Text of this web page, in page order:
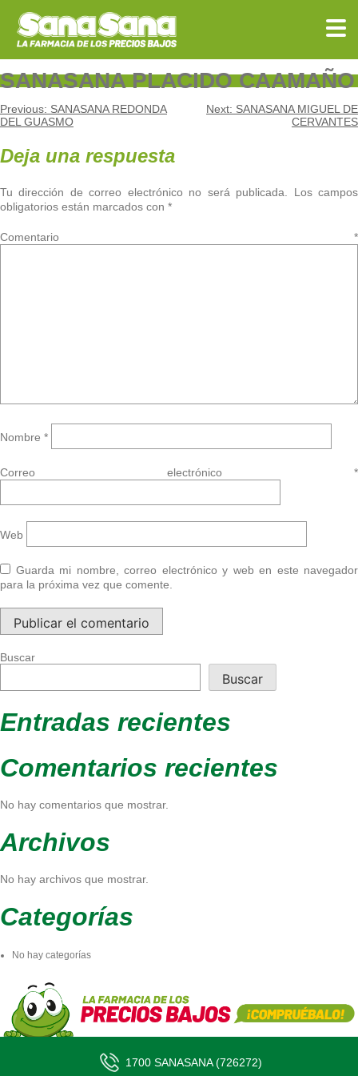
content
SANASANA PLACIDO CAAMAÑO
Navegación
de
entradas
Previous: SANASANA REDONDA
DEL GUASMO
Next: SANASANA MIGUEL DE
CERVANTES
Deja una respuesta
Tu dirección de correo electrónico no será publicada.
Los campos
obligatorios están marcados con *
Comentario *
Nombre *
Correo electrónico *
Web
Guarda mi nombre, correo electrónico y web en este navegador
para la próxima vez que comente.
Buscar
Buscar
Entradas recientes
Comentarios recientes
No hay comentarios que mostrar.
Archivos
No hay archivos que mostrar.
Categorías
No hay categorías
1700 SANASANA (726272)